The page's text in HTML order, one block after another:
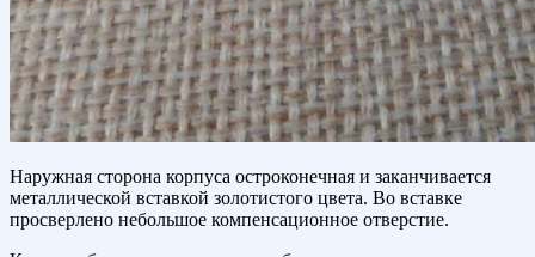
Наружная сторона корпуса остроконечная и заканчивается
металлической вставкой золотистого цвета. Во вставке
просверлено небольшое компенсационное отверстие.